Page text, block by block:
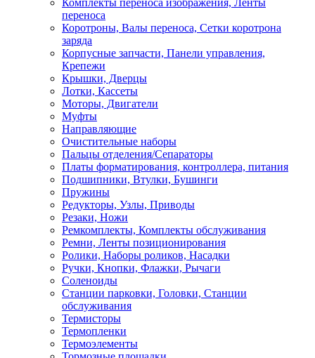
Комплекты переноса изображения, Ленты
переноса
Коротроны, Валы переноса, Сетки коротрона
заряда
Корпусные запчасти, Панели управления,
Крепежи
Крышки, Дверцы
Лотки, Кассеты
Моторы, Двигатели
Муфты
Направляющие
Очистительные наборы
Пальцы отделения/Сепараторы
Платы форматирования, контроллера, питания
Подшипники, Втулки, Бушинги
Пружины
Редукторы, Узлы, Приводы
Резаки, Ножи
Ремкомплекты, Комплекты обслуживания
Ремни, Ленты позиционирования
Ролики, Наборы роликов, Насадки
Ручки, Кнопки, Флажки, Рычаги
Соленоиды
Станции парковки, Головки, Станции
обслуживания
Термисторы
Термопленки
Термоэлементы